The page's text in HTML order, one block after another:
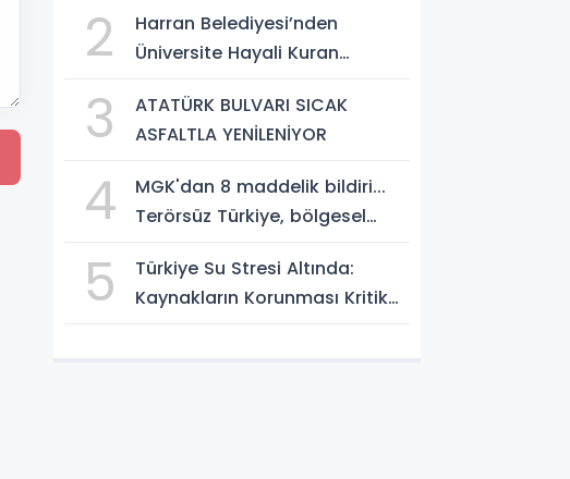
2
Harran Belediyesi’nden
Üniversite Hayali Kuran
Danışmanlığı
3
ATATÜRK BULVARI SICAK
ASFALTLA YENİLENİYOR
4
MGK'dan 8 maddelik bildiri...
Terörsüz Türkiye, bölgesel
5
Türkiye Su Stresi Altında:
Kaynakların Korunması Kritik